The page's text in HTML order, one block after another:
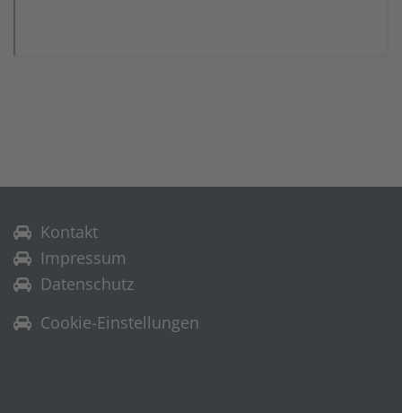
Kontakt
Impressum
Datenschutz
Cookie-Einstellungen